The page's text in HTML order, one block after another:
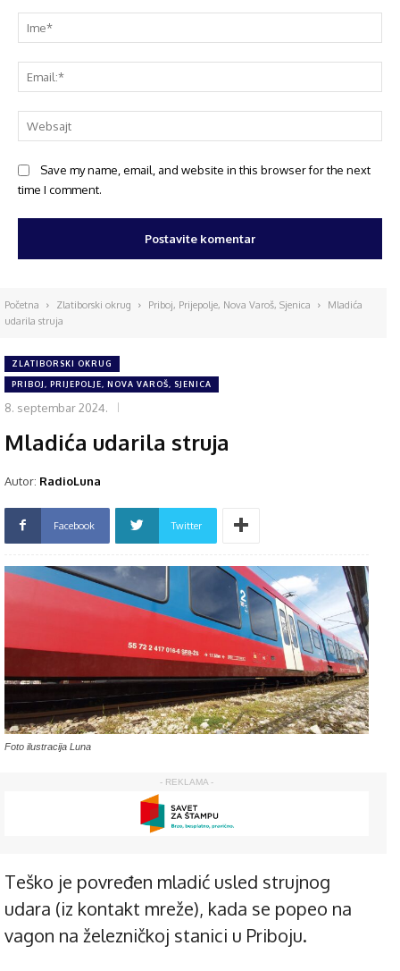
Save my name, email, and website in this browser for the next
time I comment.